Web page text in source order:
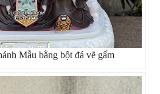
Mẫu bằng bột đá vẽ gấm